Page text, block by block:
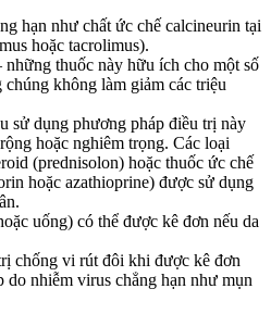
hạn như chất ức chế calcineurin tại
hoặc tacrolimus).
thuốc này hữu ích cho một số
không làm giảm các triệu
sử dụng phương pháp điều trị này
hoặc nghiêm trọng. Các loại
(prednisolon) hoặc thuốc ức chế
hoặc azathioprine) được sử dụng
uống) có thể được kê đơn nếu da
chống vi rút đôi khi được kê đơn
do nhiễm virus chẳng hạn như mụn